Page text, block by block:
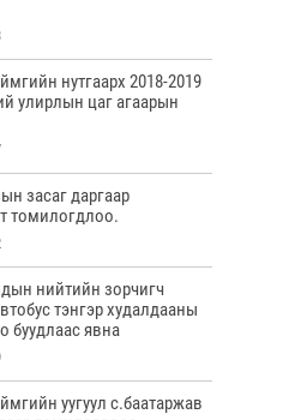
нутгаарх 2018-2019
улирлын цаг агаарын
засаг даргаар
томилогдлоо.
нийтийн зорчигч
тэнгэр худалдааны
буудлаас явна
уугуул с.баатаржав